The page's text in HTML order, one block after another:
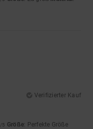
Verifizierter Kauf
/5 Größe: Perfekte Größe